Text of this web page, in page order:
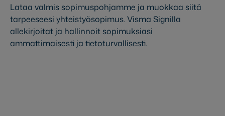
Lataa valmis sopimuspohjamme ja muokkaa siitä
tarpeeseesi yhteistyösopimus. Visma Signilla
allekirjoitat ja hallinnoit sopimuksiasi
ammattimaisesti ja tietoturvallisesti.